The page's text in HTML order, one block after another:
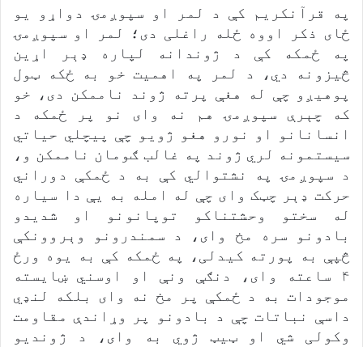
په قرآنکریم کې د لمر او سپوږمۍ دواړو یو
ځای ذکر اووه ځله راغلی دی؛ لمر او سپوږمۍ
په ځمکه کې د ژوندانه لپاره ډېر اړین
څیزونه دي، د لمر په اهمیت خو به ځکه ټول
پوهیږو چې له هغې پرته ژوند ناممکن دی، خو
که چېرې سپوږمۍ هم نه وای نو پر ځمکه د
انسانانو او نورو هغو ژویو چې پیچلي حیاتي
سیستمونه لري ژوند په غالب ګومان ناممکن و،
د سپوږمۍ په نشتوالي کې به د ځمکې دوراني
حرکت ډېر چټک وای چې له امله به یې دا سیاره
له سختو وحشتناکو توپانونو او شدیدو
بادونو سره مخ وای، د سمندرونو وېروونکې
څپې به پورته کیدلی، په ځمکه کې به یوه ورځ
۴ ساعته وای، دنګې ونې او اوسني ښایسته
موجودات به د ځمکې پر مخ نه وای بلکه لنډي
داسې نباتات چې د بادونو پر وړاندې مقاومت
وکولی شي او ټیټ ژوي به وای، د ژوندیو